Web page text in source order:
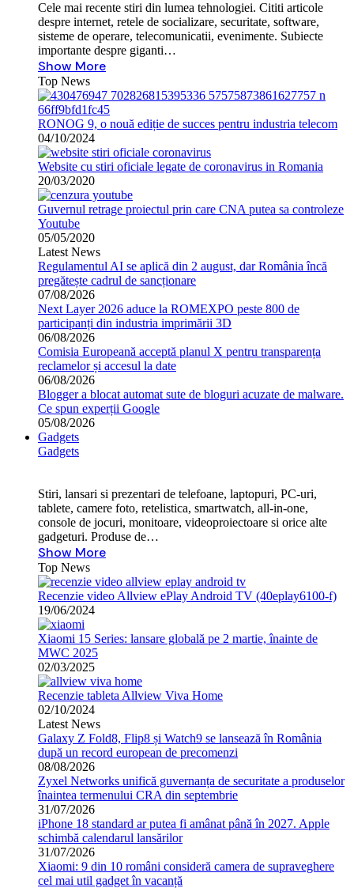
Cele mai recente stiri din lumea tehnologiei. Cititi articole
despre internet, retele de socializare, securitate, software,
sisteme de operare, telecomunicatii, evenimente. Subiecte
importante despre giganti…
Show More
Top News
RONOG 9, o nouă ediție de succes pentru industria telecom
04/10/2024
Website cu stiri oficiale legate de coronavirus in Romania
20/03/2020
Guvernul retrage proiectul prin care CNA putea sa controleze
Youtube
05/05/2020
Latest News
Regulamentul AI se aplică din 2 august, dar România încă
pregătește cadrul de sancționare
07/08/2026
Next Layer 2026 aduce la ROMEXPO peste 800 de
participanți din industria imprimării 3D
06/08/2026
Comisia Europeană acceptă planul X pentru transparența
reclamelor și accesul la date
06/08/2026
Blogger a blocat automat sute de bloguri acuzate de malware.
Ce spun experții Google
05/08/2026
Gadgets
Gadgets
Stiri, lansari si prezentari de telefoane, laptopuri, PC-uri,
tablete, camere foto, retelistica, smartwatch, all-in-one,
console de jocuri, monitoare, videoproiectoare si orice alte
gadgeturi. Produse de…
Show More
Top News
Recenzie video Allview ePlay Android TV (40eplay6100-f)
19/06/2024
Xiaomi 15 Series: lansare globală pe 2 martie, înainte de
MWC 2025
02/03/2025
Recenzie tableta Allview Viva Home
02/10/2024
Latest News
Galaxy Z Fold8, Flip8 și Watch9 se lansează în România
după un record european de precomenzi
08/08/2026
Zyxel Networks unifică guvernanța de securitate a produselor
înaintea termenului CRA din septembrie
31/07/2026
iPhone 18 standard ar putea fi amânat până în 2027. Apple
schimbă calendarul lansărilor
31/07/2026
Xiaomi: 9 din 10 români consideră camera de supraveghere
cel mai util gadget în vacanță